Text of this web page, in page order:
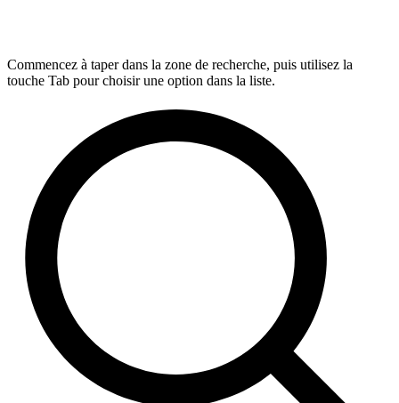
Commencez à taper dans la zone de recherche, puis utilisez la
touche Tab pour choisir une option dans la liste.